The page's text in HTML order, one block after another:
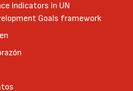
Indicators in UN
Goals framework